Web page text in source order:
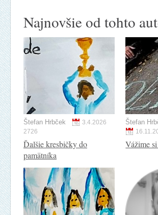
Najnovšie od tohto
Štefan Hrbček
3.4.2026
2726
Ďalšie kresbičky do
pamätníka
Štefan
Vážime